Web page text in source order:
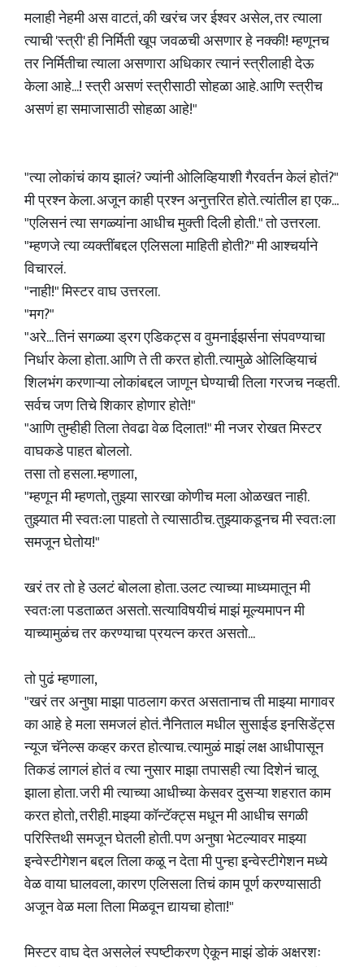
मलाही नेहमी अस वाटतं, की खरंच जर ईश्वर असेल, तर त्याला
त्याची 'स्त्री' ही निर्मिती खूप जवळची असणार हे नक्की! म्हणूनच
तर निर्मितीचा त्याला असणारा अधिकार त्यानं स्त्रीलाही देऊ
केला आहे...! स्त्री असणं स्त्रीसाठी सोहळा आहे. आणि स्त्रीच
असणं हा समाजासाठी सोहळा आहे!"
"त्या लोकांचं काय झालं? ज्यांनी ओलिव्हियाशी गैरवर्तन केलं होतं?"
मी प्रश्न केला. अजून काही प्रश्न अनुत्तरित होते. त्यांतील हा एक...
"एलिसनं त्या सगळ्यांना आधीच मुक्ती दिली होती." तो उत्तरला.
"म्हणजे त्या व्यक्तींबद्दल एलिसला माहिती होती?" मी आश्चर्याने
विचारलं.
"नाही!" मिस्टर वाघ उत्तरला.
"मग?"
"अरे... तिनं सगळ्या ड्रग एडिकट्स व वुमनाईझर्सना संपवण्याचा
निर्धार केला होता. आणि ते ती करत होती. त्यामुळे ओलिव्हियाचं
शिलभंग करणाऱ्या लोकांबद्दल जाणून घेण्याची तिला गरजच नव्हती.
सर्वच जण तिचे शिकार होणार होते!"
"आणि तुम्हीही तिला तेवढा वेळ दिलात!" मी नजर रोखत मिस्टर
वाघकडे पाहत बोललो.
तसा तो हसला. म्हणाला,
"म्हणून मी म्हणतो, तुझ्या सारखा कोणीच मला ओळखत नाही.
तुझ्यात मी स्वतःला पाहतो ते त्यासाठीच. तुझ्याकडूनच मी स्वतःला
समजून घेतोय!"
खरं तर तो हे उलटं बोलला होता. उलट त्याच्या माध्यमातून मी
स्वतःला पडताळत असतो. सत्याविषयीचं माझं मूल्यमापन मी
याच्यामुळंच तर करण्याचा प्रयत्न करत असतो...
तो पुढं म्हणाला,
"खरं तर अनुषा माझा पाठलाग करत असतानाच ती माझ्या मागावर
का आहे हे मला समजलं होतं. नैनिताल मधील सुसाईड इनसिडेंट्स
न्यूज चॅनेल्स कव्हर करत होत्याच. त्यामुळं माझं लक्ष आधीपासून
तिकडं लागलं होतं व त्या नुसार माझा तपासही त्या दिशेनं चालू
झाला होता. जरी मी त्याच्या आधीच्या केसवर दुसऱ्या शहरात काम
करत होतो, तरीही. माझ्या कॉन्टॅक्ट्स मधून मी आधीच सगळी
परिस्तिथी समजून घेतली होती. पण अनुषा भेटल्यावर माझ्या
इन्वेस्टीगेशन बद्दल तिला कळू न देता मी पुन्हा इन्वेस्टीगेशन मध्ये
वेळ वाया घालवला, कारण एलिसला तिचं काम पूर्ण करण्यासाठी
अजून वेळ मला तिला मिळवून द्यायचा होता!"
मिस्टर वाघ देत असलेलं स्पष्टीकरण ऐकून माझं डोकं अक्षरशः